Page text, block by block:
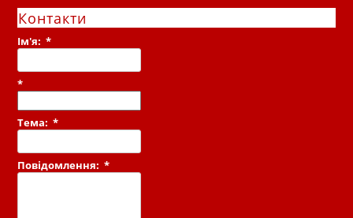
Контакти
Ім'я:*
*
Тема:*
Повідомлення:*